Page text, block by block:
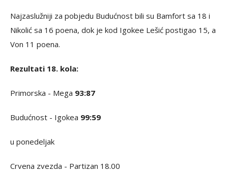
Najzaslužniji za pobjedu Budućnost bili su Bamfort sa 18 i
Nikolić sa 16 poena, dok je kod Igokee Lešić postigao 15, a
Von 11 poena.
Rezultati 18. kola:
Primorska - Mega 93:87
Budućnost - Igokea 99:59
u ponedeljak
Crvena zvezda - Partizan 18.00